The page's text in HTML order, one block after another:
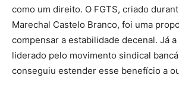
como um direito. O FGTS, criado
Marechal Castelo Branco, foi uma
compensar a estabilidade decenal. Já a
liderado pelo movimento sindical
conseguiu estender esse benefício a